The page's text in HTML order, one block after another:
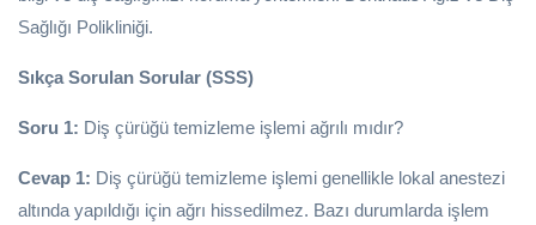
Sağlığı Polikliniği.
Sıkça Sorulan Sorular (SSS)
Soru 1: Diş çürüğü temizleme işlemi ağrılı mıdır?
Cevap 1: Diş çürüğü temizleme işlemi genellikle lokal anestezi
altında yapıldığı için ağrı hissedilmez. Bazı durumlarda işlem